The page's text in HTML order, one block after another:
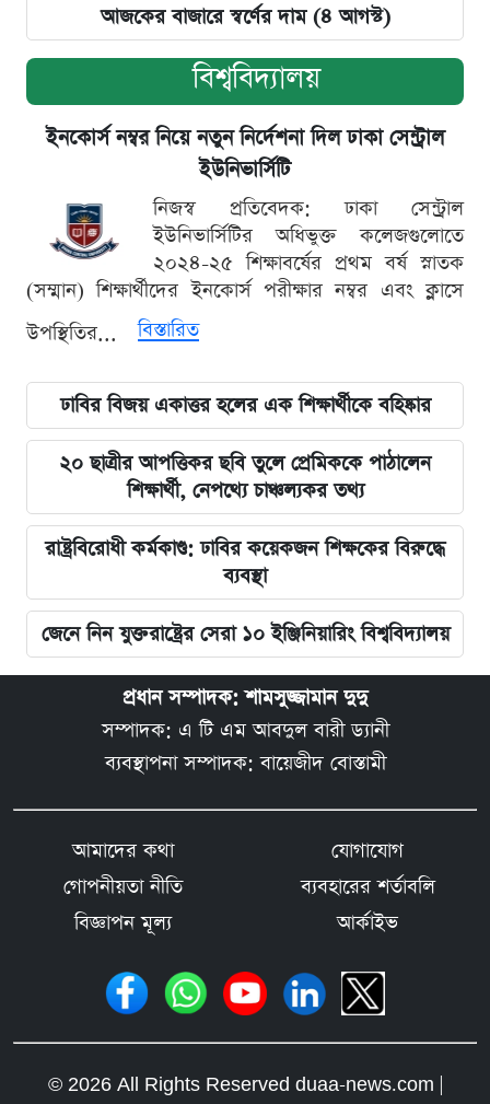
আজকের বাজারে স্বর্ণের দাম (৪ আগস্ট)
বিশ্ববিদ্যালয়
ইনকোর্স নম্বর নিয়ে নতুন নির্দেশনা দিল ঢাকা সেন্ট্রাল
ইউনিভার্সিটি
নিজস্ব প্রতিবেদক: ঢাকা সেন্ট্রাল
ইউনিভার্সিটির অধিভুক্ত কলেজগুলোতে
২০২৪-২৫ শিক্ষাবর্ষের প্রথম বর্ষ স্নাতক
(সম্মান) শিক্ষার্থীদের ইনকোর্স পরীক্ষার নম্বর এবং ক্লাসে
উপস্থিতির...
বিস্তারিত
ঢাবির বিজয় একাত্তর হলের এক শিক্ষার্থীকে বহিষ্কার
২০ ছাত্রীর আপত্তিকর ছবি তুলে প্রেমিককে পাঠালেন
শিক্ষার্থী, নেপথ্যে চাঞ্চল্যকর তথ্য
রাষ্ট্রবিরোধী কর্মকাণ্ড: ঢাবির কয়েকজন শিক্ষকের বিরুদ্ধে
ব্যবস্থা
জেনে নিন যুক্তরাষ্ট্রের সেরা ১০ ইঞ্জিনিয়ারিং বিশ্ববিদ্যালয়
প্রধান সম্পাদক: শামসুজ্জামান দুদু
সম্পাদক: এ টি এম আবদুল বারী ড্যানী
ব্যবস্থাপনা সম্পাদক: বায়েজীদ বোস্তামী
আমাদের কথা
যোগাযোগ
গোপনীয়তা নীতি
ব্যবহারের শর্তাবলি
বিজ্ঞাপন মূল্য
আর্কাইভ
© 2026 All Rights Reserved duaa-news.com |